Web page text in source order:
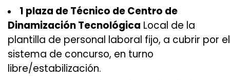
1 plaza de Técnico de Centro de
Dinamización Tecnológica Local de la
plantilla de personal laboral fijo, a cubrir por el
sistema de concurso, en turno
libre/estabilización.